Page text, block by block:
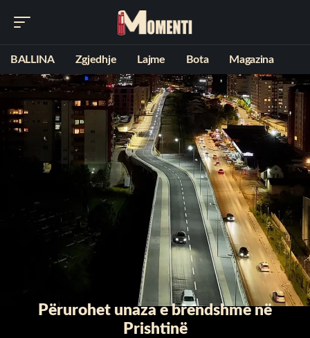
BALLINA Zgjedhje Lajme Bota Magazina
Përurohet unaza e brendshme në
Prishtinë